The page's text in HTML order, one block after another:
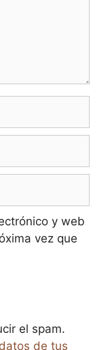
y web
vez que
el spam.
de tus